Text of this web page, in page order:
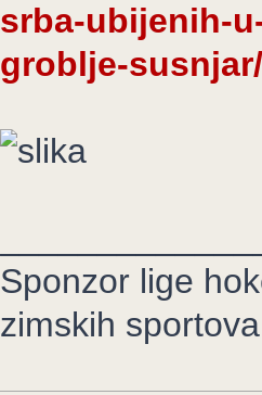
srba-ubijenih-
groblje-
Sponzor lige
zimskih